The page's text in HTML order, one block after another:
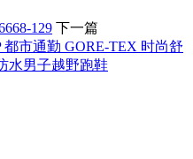
129 下一篇
市通勤 GORE-TEX 时尚舒
水男子越野跑鞋